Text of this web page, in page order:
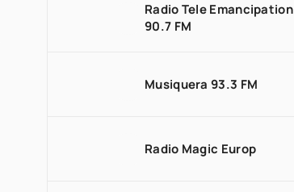
Radio Tele Emancipation
90.7 FM
Musiquera 93.3 FM
Radio Magic Europ